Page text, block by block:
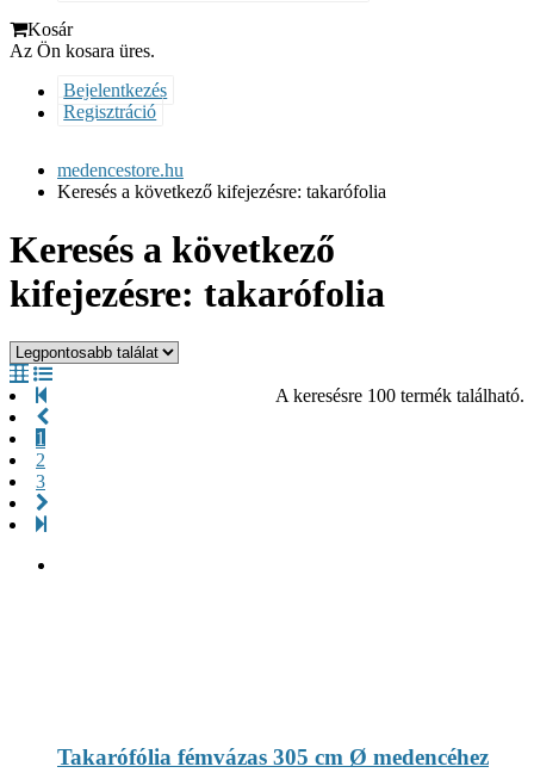
Kosár
Az Ön kosara üres.
Bejelentkezés
Regisztráció
medencestore.hu
Keresés a következő kifejezésre: takarófolia
Keresés a következő
kifejezésre: takarófolia
A keresésre 100 termék található.
1
2
3
Takarófólia fémvázas 305 cm Ø medencéhez